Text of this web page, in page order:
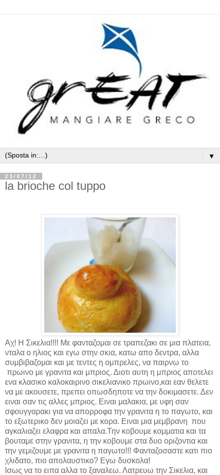
▼
23/07/12
la brioche col tuppo
Αχ! Η Σικελια!!!! Με φανταζομαι σε τραπεζακι σε μια πλατεια,
νταλα ο ηλιος και εγω στην σκια, κατω απο δεντρα, αλλα
συμβιβαζομαι και με τεντες η ομπρελες, να παιρνω το
πρωινο με γρανιτα και μπριος. Διοτι αυτη η μπριος αποτελει
ενα κλασικο καλοκαιρινο σικελιανικο πρωινο,και εαν θελετε
να με ακουσετε, πρεπει οπωσδηποτε να την δοκιμασετε. Δεν
ειναι σαν τις αλλες μπριος. Ειναι μαλακια, με υφη σαν
σφουγγαρακι για να απορροφα την γρανιτα η το παγωτο, και
το εξωτερικο δεν μοιαζει με κορα. Ειναι μια μεμβρανη που
αγκαλιαζει ελαφρα και απαλα.Την κοβουμε κομματια και τα
βουταμε στην γρανιτα, η την κοβουμε στα δυο οριζοντια και
την γεμιζουμε με γρανιτα η παγωτο!!! Φανταζοσαστε κατι πιο
χλιδατο, πιο απολαυστικο? Eγω δυσκολα!
Ισως να το ειπα αλλα το ξαναλεω. Λατρευω την Σικελια, και